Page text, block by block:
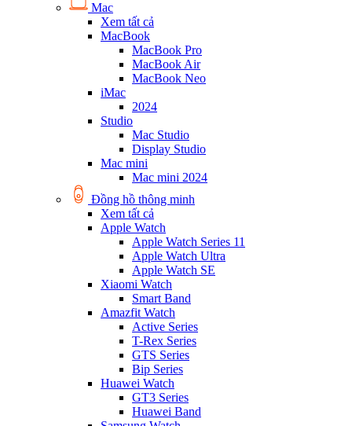
Mac
Xem tất cả
MacBook
MacBook Pro
MacBook Air
MacBook Neo
iMac
2024
Studio
Mac Studio
Display Studio
Mac mini
Mac mini 2024
Đồng hồ thông minh
Xem tất cả
Apple Watch
Apple Watch Series 11
Apple Watch Ultra
Apple Watch SE
Xiaomi Watch
Smart Band
Amazfit Watch
Active Series
T-Rex Series
GTS Series
Bip Series
Huawei Watch
GT3 Series
Huawei Band